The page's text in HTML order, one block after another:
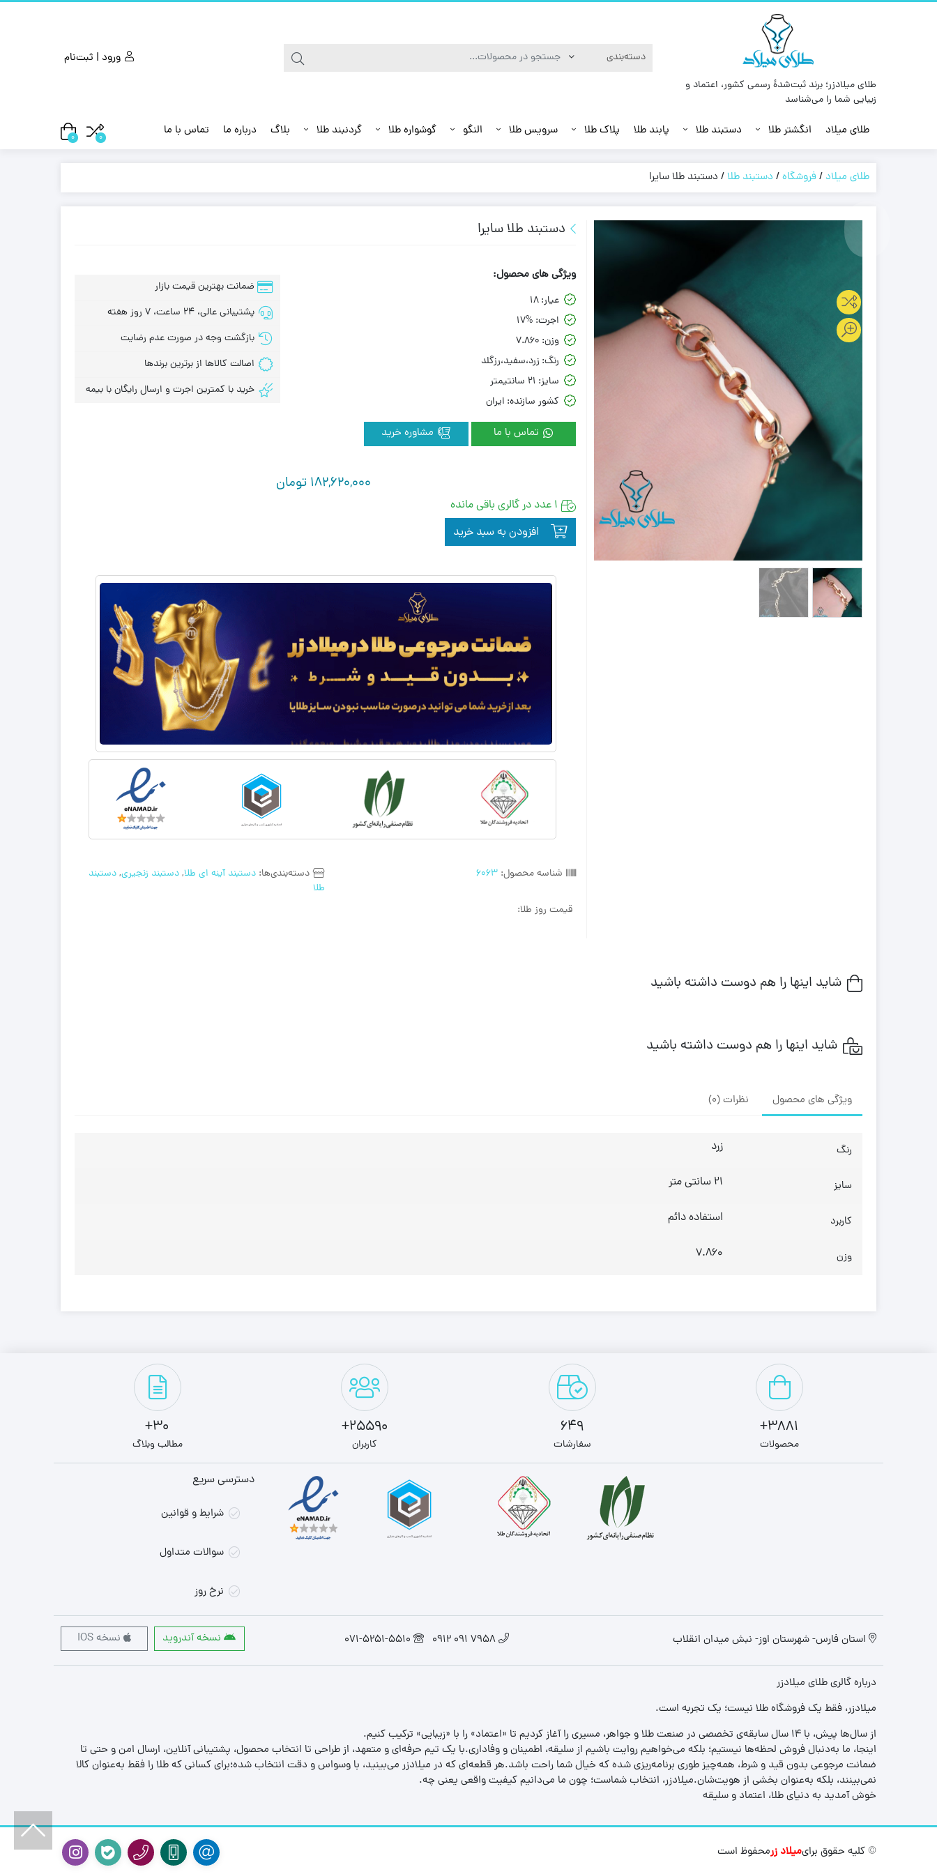
طلای میلادزر؛ برند ثبت‌شدهٔ رسمی کشور، اعتماد و
زیبایی شما را می‌شناسد
ورود | ثبت‌نام
طلای میلاد انگشتر طلا دستبند طلا پابند طلا پلاک طلا سرویس طلا النگو گوشواره طلا گردنبند طلا بلاگ درباره ما تماس با ما 0
0
طلای میلاد /فروشگاه/ دستبند طلا/ دستبند طلا سایرا
دستبند طلا سایرا
شناسه محصول:6063 دسته‌بندی‌ها: دستبند آینه ای طلا,دستبند زنجیری,دستبند
طلا
قیمت روز طلا:
ویژگی های محصول:
عیار: 18
اجرت: 17%
وزن: 7.860
رنگ: زرد،سفید،رزگلد
سایز: 21 سانتیمتر
کشور سازنده: ایران
تماس با ما
ضمانت بهترین قیمت بازار
پشتیبانی عالی، 24 ساعت، 7 روز هفته
بازگشت وجه در صورت عدم رضایت
اصالت کالاها از برترین برندها
خرید با کمترین اجرت و ارسال رایگان با بیمه
182,620,000 تومان
1 عدد در گالری باقی مانده
افزودن به سبد خرید
شاید اینها را هم دوست داشته باشید
شاید اینها را هم دوست داشته باشید
ویژگی های محصول نظرات (0)
رنگ زرد
سایز 21 سانتی متر
کاربرد استفاده دائم
وزن 7.860
3881+
محصولات
649
سفارشات
25590+
کاربران
30+
مطالب وبلاگ
دسترسی سریع
شرایط و قوانین
سوالات متداول
نرخ روز
استان فارس- شهرستان اوز- نبش میدان انقلاب 7958 091 0912
071-5251-5510 نسخه آندروید نسخه IOS
درباره گالری طلای میلادزر
میلادزر، فقط یک فروشگاه طلا نیست؛ یک تجربه‌ است.
از سال‌ها پیش، با ۱۴ سال سابقه‌ی تخصصی در صنعت طلا و جواهر، مسیری را آغاز کردیم تا «اعتماد» را با «زیبایی» ترکیب کنیم.
اینجا، ما به‌دنبال فروش لحظه‌ها نیستیم؛ بلکه می‌خواهیم روایت باشیم از سلیقه، اطمینان و وفاداری.با یک تیم حرفه‌ای و متعهد، از طراحی تا انتخاب محصول، پشتیبانی آنلاین، ارسال امن و حتی تا
ضمانت مرجوعی بدون قید و شرط، همه‌چیز طوری برنامه‌ریزی شده که خیال شما راحت باشد.هر قطعه‌ای که در میلادزر می‌بینید، با وسواس و دقت انتخاب شده؛برای کسانی که طلا را فقط به‌عنوان کالا
نمی‌بینند، بلکه به‌عنوان بخشی از هویت‌شان.میلادزر، انتخاب شماست؛ چون ما می‌دانیم کیفیت واقعی یعنی چه.
خوش آمدید به دنیای طلا، اعتماد و سلیقه
© کلیه حقوق برایمیلاد زرمحفوظ است